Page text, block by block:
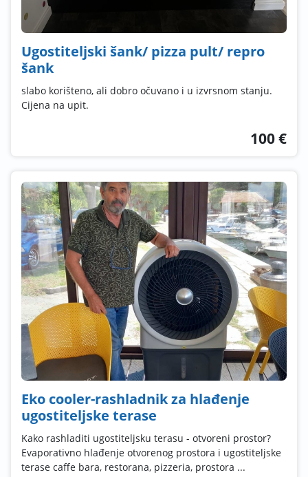
Ugostiteljski šank/ pizza pult/ repro
šank
slabo korišteno, ali dobro očuvano i u izvrsnom stanju.
Cijena na upit.
100 €
Eko cooler-rashladnik za hlađenje
ugostiteljske terase
Kako rashladiti ugostiteljsku terasu - otvoreni prostor?
Evaporativno hlađenje otvorenog prostora i ugostiteljske
terase caffe bara, restorana, pizzeria, prostora ...